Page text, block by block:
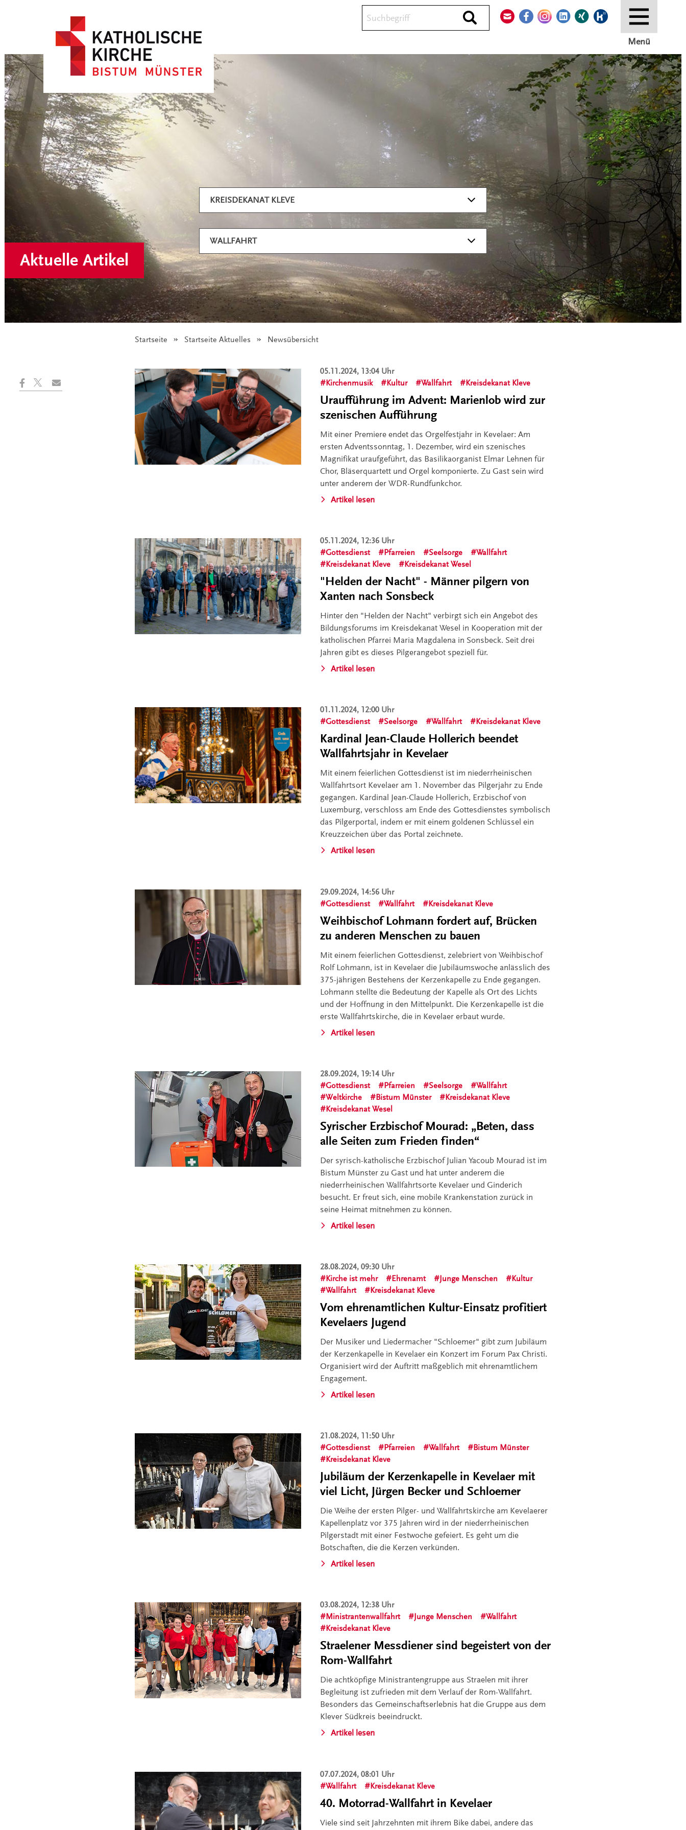
Durchsuchen
Menü
Aktuelle Artikel
Artikel filtern KREISDEKANAT KLEVE
WALLFAHRT
Startseite Startseite Aktuelles Angezeigt:
Newsübersicht
05.11.2024, 13:04 Uhr
Kirchenmusik
Kultur Wallfahrt Kreisdekanat Kleve
Uraufführung im Advent: Marienlob wird zur
szenischen Aufführung
Mit einer Premiere endet das Orgelfestjahr in Kevelaer: Am
ersten Adventssonntag, 1. Dezember, wird ein szenisches
Magnifikat uraufgeführt, das Basilikaorganist Elmar Lehnen für
Chor, Bläserquartett und Orgel komponierte. Zu Gast sein wird
unter anderem der WDR-Rundfunkchor.
Artikel lesen
05.11.2024, 12:36 Uhr
Gottesdienst
Pfarreien Seelsorge
Wallfahrt
Kreisdekanat Kleve
Kreisdekanat Wesel
"Helden der Nacht" - Männer pilgern von
Xanten nach Sonsbeck
Hinter den "Helden der Nacht" verbirgt sich ein Angebot des
Bildungsforums im Kreisdekanat Wesel in Kooperation mit der
katholischen Pfarrei Maria Magdalena in Sonsbeck. Seit drei
Jahren gibt es dieses Pilgerangebot speziell für.
Artikel lesen
01.11.2024, 12:00 Uhr
Gottesdienst
Seelsorge Wallfahrt Kreisdekanat Kleve
Kardinal Jean-Claude Hollerich beendet
Wallfahrtsjahr in Kevelaer
Mit einem feierlichen Gottesdienst ist im niederrheinischen
Wallfahrtsort Kevelaer am 1. November das Pilgerjahr zu Ende
gegangen. Kardinal Jean-Claude Hollerich, Erzbischof von
Luxemburg, verschloss am Ende des Gottesdienstes symbolisch
das Pilgerportal, indem er mit einem goldenen Schlüssel ein
Kreuzzeichen über das Portal zeichnete.
Artikel lesen
29.09.2024, 14:56 Uhr
Gottesdienst
Wallfahrt Kreisdekanat Kleve
Weihbischof Lohmann fordert auf, Brücken
zu anderen Menschen zu bauen
Mit einem feierlichen Gottesdienst, zelebriert von Weihbischof
Rolf Lohmann, ist in Kevelaer die Jubiläumswoche anlässlich des
375-jährigen Bestehens der Kerzenkapelle zu Ende gegangen.
Lohmann stellte die Bedeutung der Kapelle als Ort des Lichts
und der Hoffnung in den Mittelpunkt. Die Kerzenkapelle ist die
erste Wallfahrtskirche, die in Kevelaer erbaut wurde.
Artikel lesen
28.09.2024, 19:14 Uhr
Gottesdienst
Pfarreien Seelsorge
Wallfahrt
Weltkirche
Bistum Münster
Kreisdekanat Kleve
Kreisdekanat Wesel
Syrischer Erzbischof Mourad: „Beten, dass
alle Seiten zum Frieden finden“
Der syrisch-katholische Erzbischof Julian Yacoub Mourad ist im
Bistum Münster zu Gast und hat unter anderem die
niederrheinischen Wallfahrtsorte Kevelaer und Ginderich
besucht. Er freut sich, eine mobile Krankenstation zurück in
seine Heimat mitnehmen zu können.
Artikel lesen
28.08.2024, 09:30 Uhr
Kirche ist mehr
Ehrenamt Junge Menschen
Kultur
Wallfahrt
Kreisdekanat Kleve
Vom ehrenamtlichen Kultur-Einsatz profitiert
Kevelaers Jugend
Der Musiker und Liedermacher "Schloemer" gibt zum Jubiläum
der Kerzenkapelle in Kevelaer ein Konzert im Forum Pax Christi.
Organisiert wird der Auftritt maßgeblich mit ehrenamtlichem
Engagement.
Artikel lesen
21.08.2024, 11:50 Uhr
Gottesdienst
Pfarreien Wallfahrt
Bistum Münster
Kreisdekanat Kleve
Jubiläum der Kerzenkapelle in Kevelaer mit
viel Licht, Jürgen Becker und Schloemer
Die Weihe der ersten Pilger- und Wallfahrtskirche am Kevelaerer
Kapellenplatz vor 375 Jahren wird in der niederrheinischen
Pilgerstadt mit einer Festwoche gefeiert. Es geht um die
Botschaften, die die Kerzen verkünden.
Artikel lesen
03.08.2024, 12:38 Uhr
Ministrantenwallfahrt
Junge Menschen
Wallfahrt
Kreisdekanat Kleve
Straelener Messdiener sind begeistert von der
Rom-Wallfahrt
Die achtköpfige Ministrantengruppe aus Straelen mit ihrer
Begleitung ist zufrieden mit dem Verlauf der Rom-Wallfahrt.
Besonders das Gemeinschaftserlebnis hat die Gruppe aus dem
Klever Südkreis beeindruckt.
Artikel lesen
07.07.2024, 08:01 Uhr
Wallfahrt
Kreisdekanat Kleve
40. Motorrad-Wallfahrt in Kevelaer
Viele sind seit Jahrzehnten mit ihrem Bike dabei, andere das